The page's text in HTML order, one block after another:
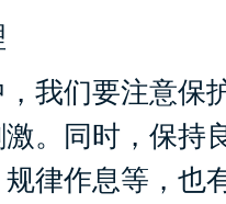
们要注意保
。同时，保持
律作息等，也